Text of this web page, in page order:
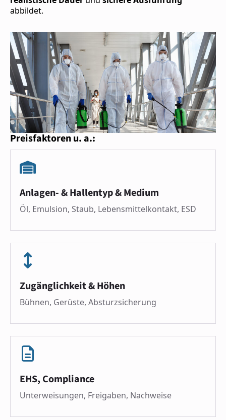
abbildet.
Preisfaktoren u. a.:
Anlagen- & Hallentyp & Medium
Öl, Emulsion, Staub, Lebensmittelkontakt, ESD
Zugänglichkeit & Höhen
Bühnen, Gerüste, Absturzsicherung
EHS, Compliance
Unterweisungen, Freigaben, Nachweise